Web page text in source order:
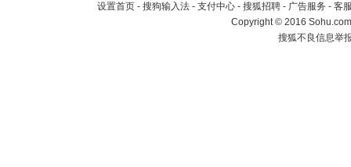
设置首页 - 搜狗输入法 - 支付中心 - 搜狐招聘 - 广告服务 - 客
Copyright©2016
搜狐不良信息举